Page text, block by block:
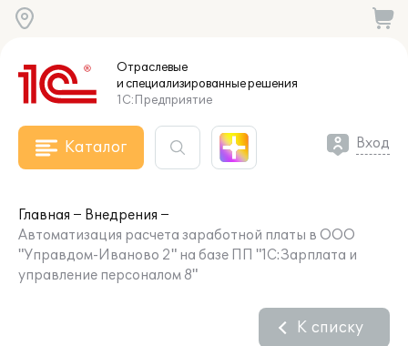
Отраслевые
и специализированныерешения
1С:Предприятие
Каталог Вход
Главная
Внедрения
Автоматизация расчета заработной платы в ООО
"Управдом-Иваново 2" на базе ПП "1С:Зарплата и
управление персоналом 8"
К списку